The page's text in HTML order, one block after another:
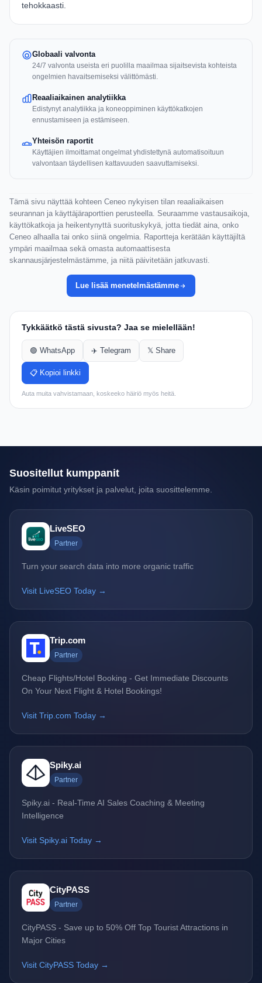
tehokkaasti.
Globaali valvonta
24/7 valvonta useista eri puolilla maailmaa sijaitsevista kohteista
ongelmien havaitsemiseksi välittömästi.
Reaaliaikainen analytiikka
Edistynyt analytiikka ja koneoppiminen käyttökatkojen
ennustamiseen ja estämiseen.
Yhteisön raportit
Käyttäjien ilmoittamat ongelmat yhdistettynä automatisoituun
valvontaan täydellisen kattavuuden saavuttamiseksi.
Tämä sivu näyttää kohteen Ceneo nykyisen tilan reaaliaikaisen
seurannan ja käyttäjäraporttien perusteella. Seuraamme vastausaikoja,
käyttökatkoja ja heikentynyttä suorituskykyä, jotta tiedät aina, onko
Ceneo alhaalla tai onko siinä ongelmia. Raportteja kerätään käyttäjiltä
ympäri maailmaa sekä omasta automaattisesta
skannausjärjestelmästämme, ja niitä päivitetään jatkuvasti.
Lue lisää menetelmästämme
Tykkäätkö tästä sivusta? Jaa se mielellään!
🟢 WhatsApp ✈️ Telegram 𝕏 Share
📋 Kopioi linkki
Auta muita vahvistamaan, koskeeko häiriö myös heitä.
Suositellut kumppanit
Käsin poimitut yritykset ja palvelut, joita suosittelemme.
LiveSEO
Partner
Turn your search data into more organic traffic
Visit LiveSEO Today →
Trip.com
Partner
Cheap Flights/Hotel Booking - Get Immediate Discounts
On Your Next Flight & Hotel Bookings!
Visit Trip.com Today →
Spiky.ai
Partner
Spiky.ai - Real-Time AI Sales Coaching & Meeting
Intelligence
Visit Spiky.ai Today →
CityPASS
Partner
CityPASS - Save up to 50% Off Top Tourist Attractions in
Major Cities
Visit CityPASS Today →